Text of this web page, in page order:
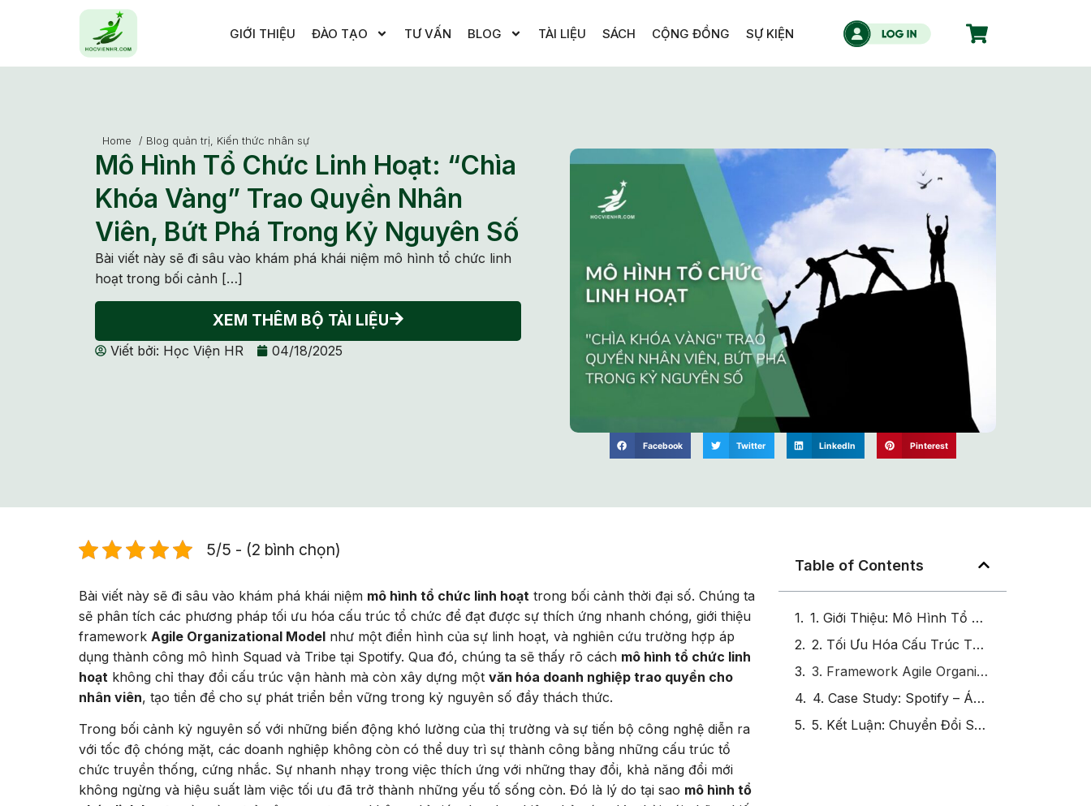
GIỚI THIỆU ĐÀO TẠO TƯ VẤN BLOG TÀI LIỆU SÁCH CỘNG ĐỒNG SỰ KIỆN
Home / Blog quản trị, Kiến thức nhân sự
Mô Hình Tổ Chức Linh Hoạt: “Chìa
Khóa Vàng” Trao Quyền Nhân
Viên, Bứt Phá Trong Kỷ Nguyên Số
Bài viết này sẽ đi sâu vào khám phá khái niệm mô hình tổ chức linh
hoạt trong bối cảnh […]
XEM THÊM BỘ TÀI LIỆU
Viết bởi: Học Viện HR 04/18/2025
Facebook Twitter LinkedIn Pinterest
5/5 - (2 bình chọn)
Bài viết này sẽ đi sâu vào khám phá khái niệm mô hình tổ chức linh hoạt trong bối cảnh thời đại số. Chúng ta
sẽ phân tích các phương pháp tối ưu hóa cấu trúc tổ chức để đạt được sự thích ứng nhanh chóng, giới thiệu
framework Agile Organizational Model như một điển hình của sự linh hoạt, và nghiên cứu trường hợp áp
dụng thành công mô hình Squad và Tribe tại Spotify. Qua đó, chúng ta sẽ thấy rõ cách mô hình tổ chức linh
hoạt không chỉ thay đổi cấu trúc vận hành mà còn xây dựng một văn hóa doanh nghiệp trao quyền cho
nhân viên, tạo tiền đề cho sự phát triển bền vững trong kỷ nguyên số đầy thách thức.
Trong bối cảnh kỷ nguyên số với những biến động khó lường của thị trường và sự tiến bộ công nghệ diễn ra
với tốc độ chóng mặt, các doanh nghiệp không còn có thể duy trì sự thành công bằng những cấu trúc tổ
chức truyền thống, cứng nhắc. Sự nhanh nhạy trong việc thích ứng với những thay đổi, khả năng đổi mới
không ngừng và hiệu suất làm việc tối ưu đã trở thành những yếu tố sống còn. Đó là lý do tại sao mô hình tổ
Table of Contents
1. Giới Thiệu: Mô Hình Tổ Chức Linh Hoạt – “Liều Thuốc” Cho Doanh Nghiệp Trong Kỷ Nguyên Số Biến Động
2. Tối Ưu Hóa Cấu Trúc Tổ Chức Để Thích Ứng Nhanh Chóng Trong Kỷ Nguyên Số
3. Framework Agile Organizational Model: Nền Tảng Của Sự Linh Hoạt và Đổi Mới
4. Case Study: Spotify – Áp Dụng Thành Công Mô Hình Squad và Tribe Trong Thực Tế
5. Kết Luận: Chuyển Đổi Sang Mô Hình Tổ Chức Linh Hoạt – Bước Đi Tất Yếu Trong Kỷ Nguyên Số